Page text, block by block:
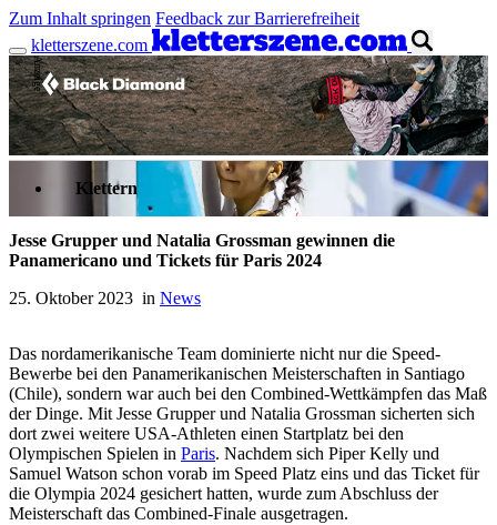
Zum Inhalt springen Feedback zur Barrierefreiheit
kletterszene.com
Anzeige
Jesse Grupper und Natalia Grossman gewinnen die
Panamericano und Tickets für Paris 2024
25. Oktober 2023 in News
Klettern
Das nordamerikanische Team dominierte nicht nur die Speed-
Bewerbe bei den Panamerikanischen Meisterschaften in Santiago
(Chile), sondern war auch bei den Combined-Wettkämpfen das Maß
der Dinge. Mit Jesse Grupper und Natalia Grossman sicherten sich
dort zwei weitere USA-Athleten einen Startplatz bei den
Olympischen Spielen in Paris. Nachdem sich Piper Kelly und
Samuel Watson schon vorab im Speed Platz eins und das Ticket für
die Olympia 2024 gesichert hatten, wurde zum Abschluss der
Meisterschaft das Combined-Finale ausgetragen.